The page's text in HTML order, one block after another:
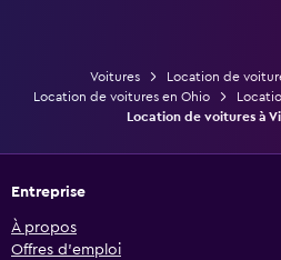
Voitures
Location de
Location de voitures en Ohio
Location de voitures à
Entreprise
À propos
Offres d’emploi